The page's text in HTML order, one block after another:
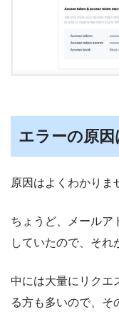
エラーの原因
原因はよくわかりま
ちょうど、メールア
していたので、それ
中には大量にリクエ
る方も多いので、そ